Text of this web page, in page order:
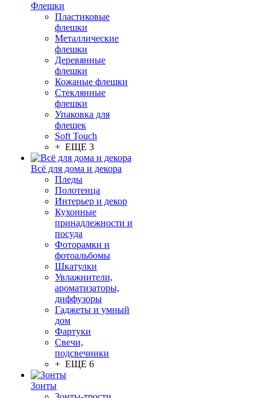
Флешки
Пластиковые
флешки
Металлические
флешки
Деревянные
флешки
Кожаные флешки
Стеклянные
флешки
Упаковка для
флешек
Soft Touch
+ ЕЩЕ 3
Всё для дома и декора
Пледы
Полотенца
Интерьер и декор
Кухонные
принадлежности и
посуда
Фоторамки и
фотоальбомы
Шкатулки
Увлажнители,
ароматизаторы,
диффузоры
Гаджеты и умный
дом
Фартуки
Свечи,
подсвечники
+ ЕЩЕ 6
Зонты